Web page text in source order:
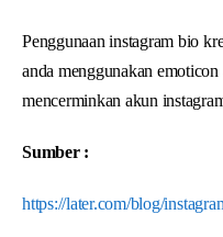
Penggunaan instagram bio
anda menggunakan
mencerminkan akun
Sumber :
https://later.com/blog/